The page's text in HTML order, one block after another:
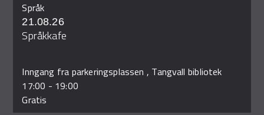
Språk
21.08.26
Språkkafe
Inngang fra parkeringsplassen , Tangvall bibliotek
17:00 - 19:00
Gratis